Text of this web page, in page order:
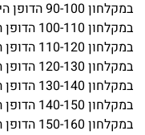
במקלחון 90-100 הדופן היא 30 ס"מ
במקלחון 100-110 הדופן היא 40 ס"מ
במקלחון 110-120 הדופן היא 50 ס"מ
במקלחון 120-130 הדופן היא 60 ס"מ
במקלחון 130-140 הדופן היא 70 ס"מ
במקלחון 140-150 הדופן היא 80 ס"מ
במקלחון 150-160 הדופן היא 90 ס"מ